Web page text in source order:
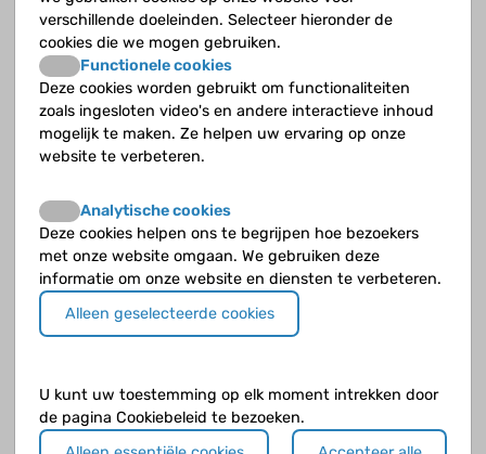
Esther
Sara32 op 8 mei 2016
Hoi
Ik ben Lisa en ik ben bijna 13 jaar. Ik heb een
paar weken geleden de diagnose van CVS
gekregen. Ik zou het leuk vinden als er iemand
is van ongeveer mijn leeftijd die ook CVS
heeft, dan kan ik met diegene chatten of zo.
Hopelijk tot snel!
Lisa
verschillende doeleinden. Selecteer hieronder de
cookies die we mogen gebruiken.
Functionele cookies
Deze cookies worden gebruikt om functionaliteiten
zoals ingesloten video's en andere interactieve inhoud
mogelijk te maken. Ze helpen uw ervaring op onze
website te verbeteren.
Analytische cookies
Deze cookies helpen ons te begrijpen hoe bezoekers
met onze website omgaan. We gebruiken deze
informatie om onze website en diensten te verbeteren.
Alleen geselecteerde cookies
U kunt uw toestemming op elk moment intrekken door
de pagina Cookiebeleid te bezoeken.